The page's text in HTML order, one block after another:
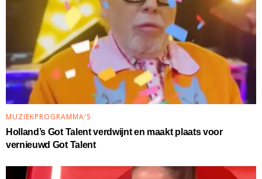
MUZIEKPROGRAMMA'S
Holland’s Got Talent verdwijnt en maakt plaats voor
vernieuwd Got Talent